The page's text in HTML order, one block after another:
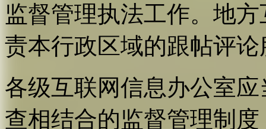
监督管理执法工作。地
责本行政区域的跟帖评
各级互联网信息办公室
查相结合的监督管理制